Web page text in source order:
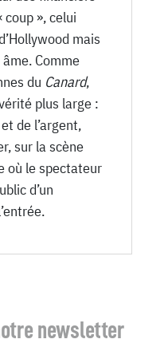
coup », celui
mais
Comme
du Canard,
plus large :
de l’argent,
sur la scène
où le spectateur
d’un
newsletter